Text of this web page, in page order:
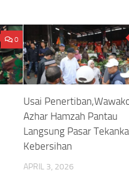
0
Usai
Azhar Hamzah Pantau
Langsung Pasar
Kebersihan
APRIL 3, 2026